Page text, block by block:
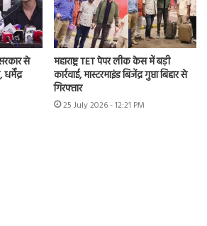
से
महाराष्ट्र TET पेपर लीक केस में बड़ी
कार्रवाई, मास्टरमाइंड बिजेंद्र गुप्ता बिहार से
गिरफ्तार
25 July 2026 - 12:21 PM